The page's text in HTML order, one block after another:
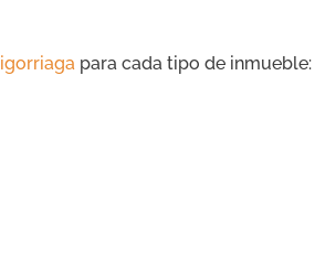
para cada tipo de inmueble: